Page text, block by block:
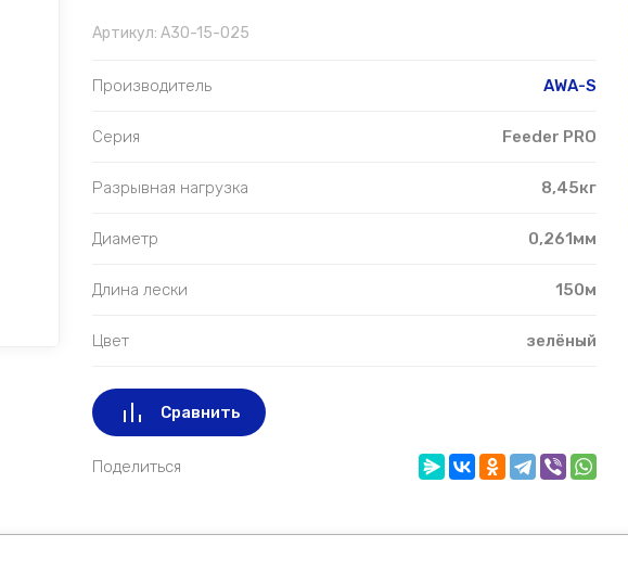
Артикул: A30-15-025
Производитель AWA-S
Серия Feeder PRO
Разрывная нагрузка 8,45кг
Диаметр 0,261мм
Длина лески 150м
Цвет зелёный
Сравнить
Поделиться